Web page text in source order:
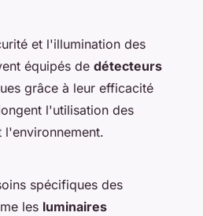
et l'illumination des
équipés de détecteurs
grâce à leur efficacité
l'utilisation des
l'environnement.
spécifiques des
les luminaires